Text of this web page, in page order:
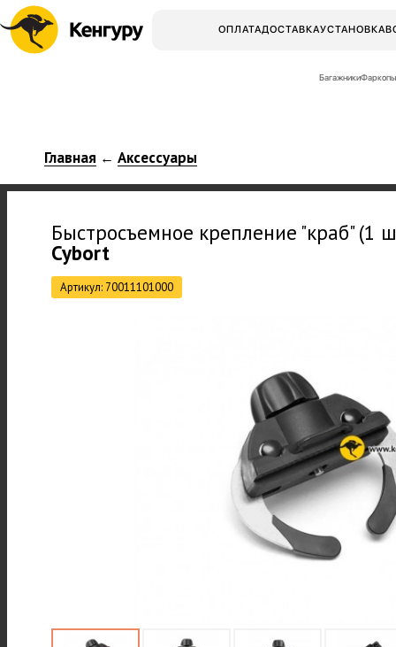
ОПЛАТАДОСТАВКАУСТАНОВКА
БагажникиФаркопы
Главная ← Аксессуары
Быстросъемное крепление "краб" (1
Cybort
Артикул: 70011101000